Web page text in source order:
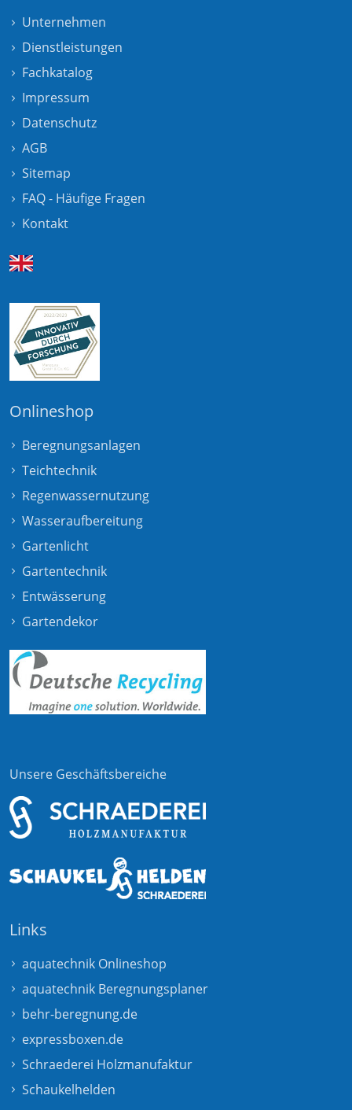
Unternehmen
Dienstleistungen
Fachkatalog
Impressum
Datenschutz
AGB
Sitemap
FAQ - Häufige Fragen
Kontakt
Onlineshop
Beregnungsanlagen
Teichtechnik
Regenwassernutzung
Wasseraufbereitung
Gartenlicht
Gartentechnik
Entwässerung
Gartendekor
Unsere Geschäftsbereiche
Links
aquatechnik Onlineshop
aquatechnik Beregnungsplaner
behr-beregnung.de
expressboxen.de
Schraederei Holzmanufaktur
Schaukelhelden